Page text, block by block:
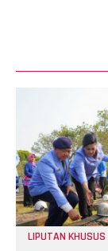
LIPUTAN KHUSUS